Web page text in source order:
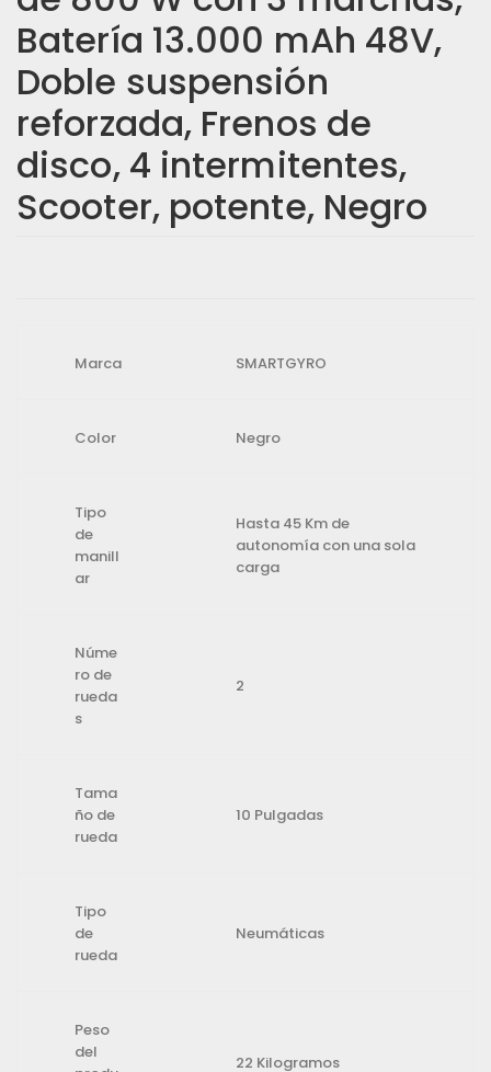
Batería 13.000 mAh 48V,
Doble suspensión
reforzada, Frenos de
disco, 4 intermitentes,
Scooter, potente, Negro
Marca SMARTGYRO
Color Negro
Tipo
de
manill
ar
Hasta 45 Km de
autonomía con una sola
carga
Núme
ro de
rueda
s
2
Tama
ño de
rueda
10 Pulgadas
Tipo
de
rueda
Neumáticas
Peso
del
22 Kilogramos